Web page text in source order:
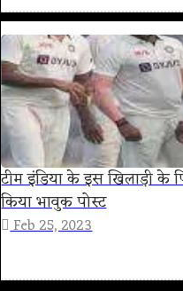
टीम इंडिया के इस खिलाड़ी के
किया भावुक पोस्ट
Feb 25, 2023